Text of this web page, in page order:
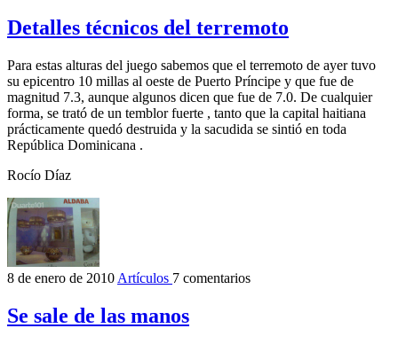
Detalles técnicos del terremoto
Para estas alturas del juego sabemos que el terremoto de ayer tuvo
su epicentro 10 millas al oeste de Puerto Príncipe y que fue de
magnitud 7.3, aunque algunos dicen que fue de 7.0. De cualquier
forma, se trató de un temblor fuerte , tanto que la capital haitiana
prácticamente quedó destruida y la sacudida se sintió en toda
República Dominicana .
Rocío Díaz
8 de enero de 2010 Artículos 7 comentarios
Se sale de las manos